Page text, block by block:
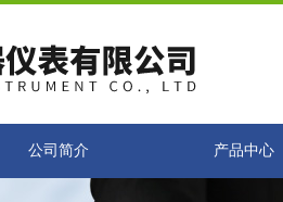
公司简介 产品中心